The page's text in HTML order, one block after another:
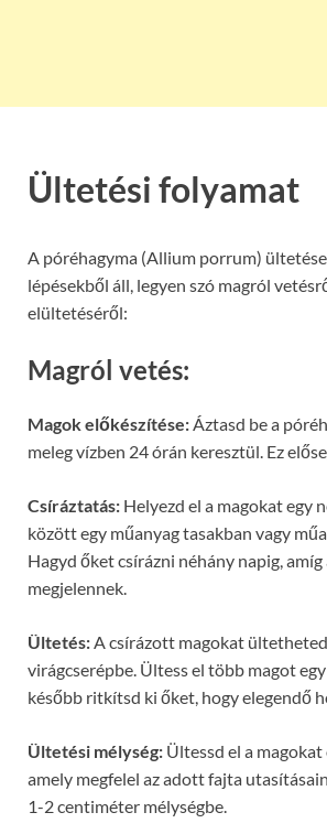
Ültetési folyamat
A póréhagyma (Allium porrum)
lépésekből áll, legyen szó magról
elültetéséről:
Magról vetés:
Magok előkészítése:Áztasd be a
meleg vízben 24 órán keresztül. Ez
Csíráztatás: Helyezd el a magokat egy
között egy műanyag tasakban vagy
Hagyd őket csírázni néhány napig,
megjelennek.
Ültetés:A csírázott magokat
virágcserépbe. Ültess el több magot
később ritkítsd ki őket, hogy elegendő
Ültetési mélység: Ültessd el a
amely megfelel az adott fajta
1-2 centiméter mélységbe.